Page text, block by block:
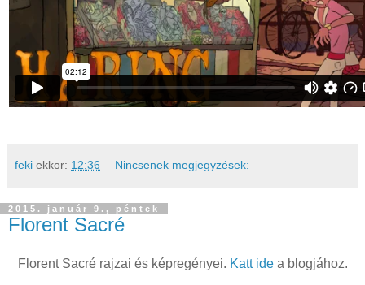
feki ekkor: 12:36 Nincsenek megjegyzések:
2015. január 9., péntek
Florent Sacré
Florent Sacré rajzai és képregényei. Katt idea blogjához.